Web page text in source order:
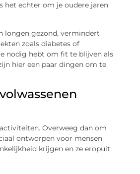
het echter om je oudere jaren
longen gezond, vermindert
zoals diabetes of
nodig hebt om fit te blijven als
hier een paar dingen om te
Overweeg dan om
ontworpen voor mensen
krijgen en ze eropuit